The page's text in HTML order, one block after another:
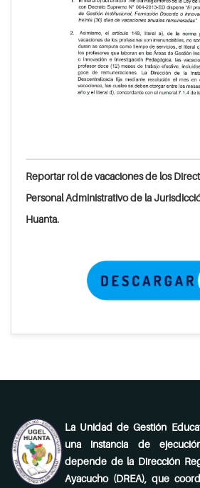
Reportar rol de vacaciones de los
Personal Administrativo de la
Huanta.
La Unidad de Gestión
una instancia de
depende de la Dirección
Ayacucho (DREA), que